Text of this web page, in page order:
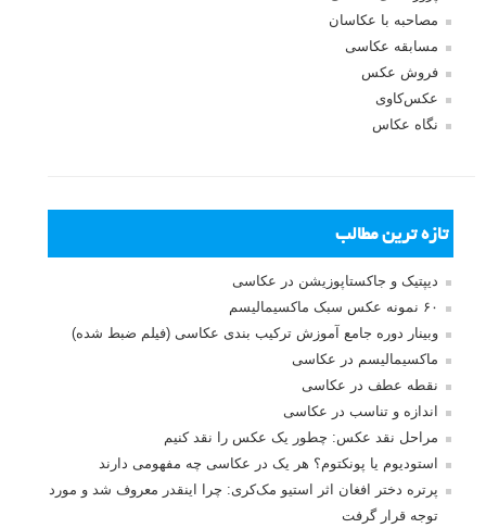
مصاحبه با عکاسان
مسابقه عکاسی
فروش عکس
عکس‌کاوی
نگاه عکاس
تازه ترین مطالب
دیپتیک و جاکستا‌پوزیشن در عکاسی
۶۰ نمونه عکس سبک ماکسیمالیسم
وبینار دوره جامع آموزش ترکیب بندی عکاسی (فیلم ضبط شده)
ماکسیمالیسم در عکاسی
نقطه عطف در عکاسی
اندازه و تناسب در عکاسی
مراحل نقد عکس: چطور یک عکس را نقد کنیم
استودیوم یا پونکتوم؟ هر یک در عکاسی چه مفهومی دارند
پرتره دختر افغان اثر استیو مک‌کری: چرا اینقدر معروف شد و مورد
توجه قرار گرفت